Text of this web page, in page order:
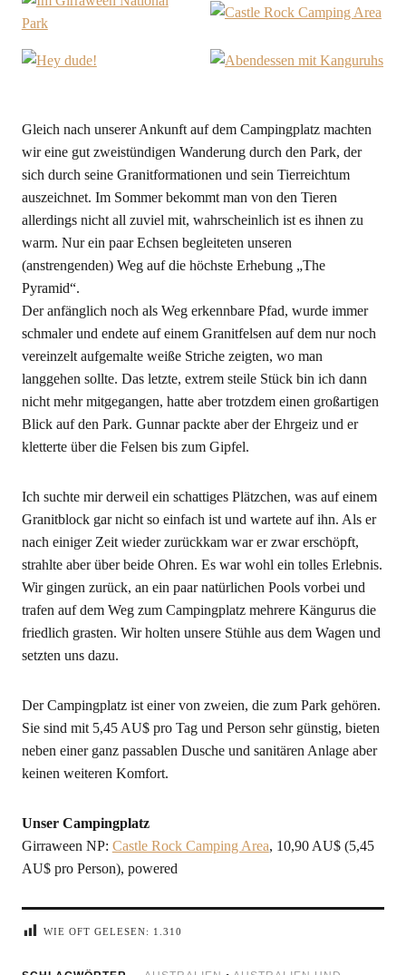
Gleich nach unserer Ankunft auf dem Campingplatz machten
wir eine gut zweistündigen Wanderung durch den Park, der
sich durch seine Granitformationen und sein Tierreichtum
auszeichnet. Im Sommer bekommt man von den Tieren
allerdings nicht all zuviel mit, wahrscheinlich ist es ihnen zu
warm. Nur ein paar Echsen begleiteten unseren
(anstrengenden) Weg auf die höchste Erhebung „The
Pyramid“.
Der anfänglich noch als Weg erkennbare Pfad, wurde immer
schmaler und endete auf einem Granitfelsen auf dem nur noch
vereinzelt aufgemalte weiße Striche zeigten, wo man
langgehen sollte. Das letzte, extrem steile Stück bin ich dann
nicht mehr mitgegangen, hatte aber trotzdem einen großartigen
Blick auf den Park. Gunnar packte aber der Ehrgeiz und er
kletterte über die Felsen bis zum Gipfel.
Ich suchte mir derweil ein schattiges Plätzchen, was auf einem
Granitblock gar nicht so einfach ist und wartete auf ihn. Als er
nach einiger Zeit wieder zurückkam war er zwar erschöpft,
strahlte aber über beide Ohren. Es war wohl ein tolles Erlebnis.
Wir gingen zurück, an ein paar natürlichen Pools vorbei und
trafen auf dem Weg zum Campingplatz mehrere Kängurus die
friedlich grasten. Wir holten unsere Stühle aus dem Wagen und
setzten uns dazu.
Der Campingplatz ist einer von zweien, die zum Park gehören.
Sie sind mit 5,45 AU$ pro Tag und Person sehr günstig, bieten
neben einer ganz passablen Dusche und sanitären Anlage aber
keinen weiteren Komfort.
Unser Campingplatz
Girraween NP: Castle Rock Camping Area, 10,90 AU$ (5,45
AU$ pro Person), powered
WIE OFT GELESEN: 1.310